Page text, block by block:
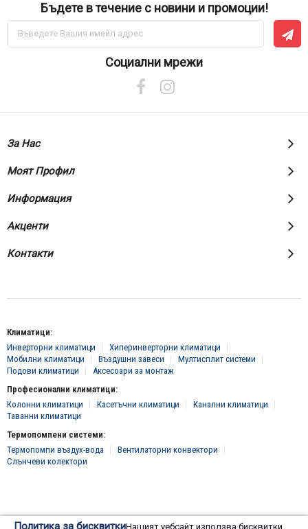
Политика за бисквиткиНашият уебсайт използва бисквитки.
Бъдете в течение с новини и промоции!
Абонирай
за
Социални мрежи
За Нас
Моят Профил
Информация
Акценти
Контакти
Климатици:
Инверторни климатици
Хиперинверторни климатици
Мобилни климатици
Въздушни завеси
Мултисплит системи
Подови климатици
Аксесоари за монтаж
Професионални климатици:
Колонни климатици
Касетъчни климатици
Канални климатици
Таванни климатици
Термопомпени системи:
Термопомпи въздух-вода
Вентилаторни конвектори
Слънчеви колектори
© 2016 - 2024 Всички права запазени, "Клима Инженеринг 2016" ЕООД